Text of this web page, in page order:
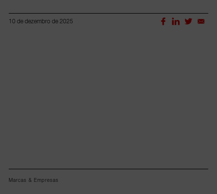
10 de dezembro de 2025
Marcas & Empresas